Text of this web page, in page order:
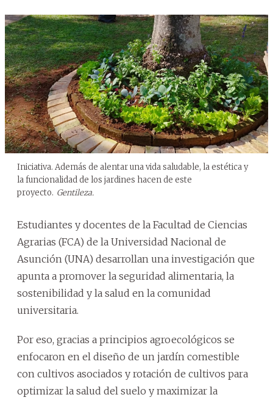
Iniciativa. Además de alentar una vida saludable, la estética y
la funcionalidad de los jardines hacen de este
proyecto. Gentileza.
Estudiantes y docentes de la Facultad de Ciencias
Agrarias (FCA) de la Universidad Nacional de
Asunción (UNA) desarrollan una investigación que
apunta a promover la seguridad alimentaria, la
sostenibilidad y la salud en la comunidad
universitaria.
Por eso, gracias a principios agroecológicos se
enfocaron en el diseño de un jardín comestible
con cultivos asociados y rotación de cultivos para
optimizar la salud del suelo y maximizar la